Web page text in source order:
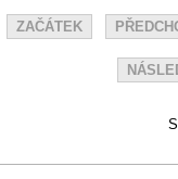
ZAČÁTEK